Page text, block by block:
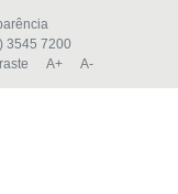
3545 7200
A+ A-